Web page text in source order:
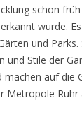
schon
wurde.
und
und Stile der
machen auf die
Metropole